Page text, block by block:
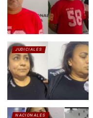
JUDICIALES
NACIONALES